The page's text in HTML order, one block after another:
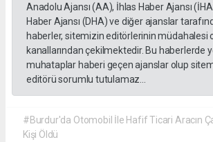
Anadolu Ajansı (AA), İhlas Haber Ajansı
Haber Ajansı (DHA) ve diğer ajanslar
haberler, sitemizin editörlerinin müdahalesi
kanallarından çekilmektedir. Bu haberlerde
muhataplar haberi geçen ajanslar olup
editörü sorumlu tutulamaz...
#Burdur'da Otomobil İle Hafif Ticari Aracın
Kişi Öldü